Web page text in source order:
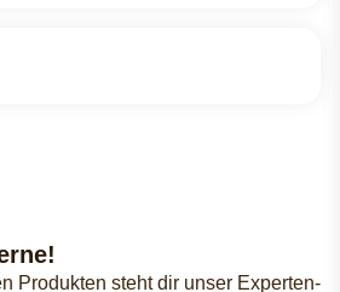
Produkten steht dir unser Experten-